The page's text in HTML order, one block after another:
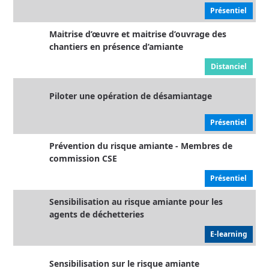
Présentiel
Maitrise d’œuvre et maitrise d’ouvrage des
chantiers en présence d’amiante
Distanciel
Piloter une opération de désamiantage
Présentiel
Prévention du risque amiante - Membres de
commission CSE
Présentiel
Sensibilisation au risque amiante pour les
agents de déchetteries
E-learning
Sensibilisation sur le risque amiante